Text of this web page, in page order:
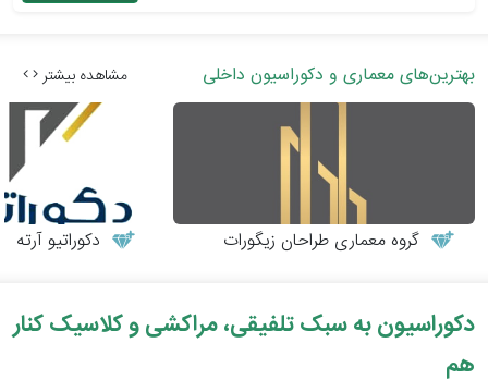
بهترین‌های معماری و دکوراسیون داخلی مشاهده بیشتر
گروه معماری طراحان زیگورات دکوراتیو آرته
دکوراسیون به سبک تلفیقی، مراکشی و کلاسیک کنار
هم